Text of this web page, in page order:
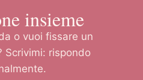
insieme
o vuoi fissare un
Scrivimi: rispondo